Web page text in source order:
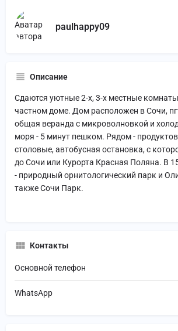
paulhappy09
Описание
Сдаются уютные 2-х, 3-х местные
частном доме. Дом расположен в Сочи,
общая веранда с микроволновкой и
моря - 5 минут пешком. Рядом -
столовые, автобусная остановка, с
до Сочи или Курорта Красная Поляна. В
- природный орнитологический парк и
также Сочи Парк.
Контакты
Основной телефон
WhatsApp